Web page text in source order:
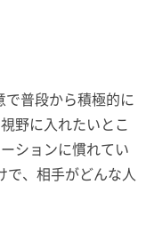
普段から積極的に
野に入れたいとこ
ションに慣れてい
で、相手がどんな人